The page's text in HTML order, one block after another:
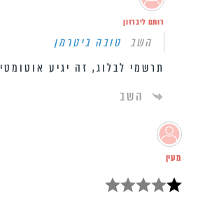
רותם ליברזון
השב טובה ביטרמן
תרשמי לבלוג, זה יגיע אוטומטי
השב
מעין